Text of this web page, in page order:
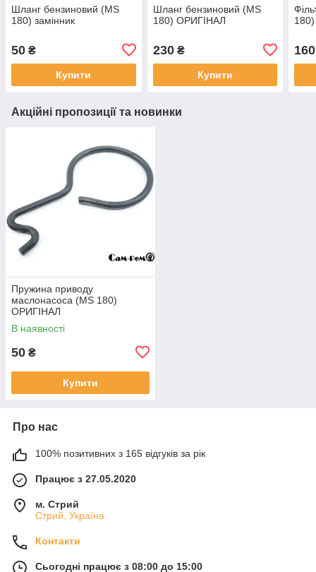
Шланг бензиновий (MS
180) замінник
50 ₴
Купити
Шланг бензиновий (MS
180) ОРИГІНАЛ
230₴
Купити
160
Акційні пропозиції та новинки
Пружина приводу
маслонасоса (MS 180)
ОРИГІНАЛ
В наявності
50 ₴
Купити
Про нас
100% позитивних з 165 відгуків за рік
Працює з 27.05.2020
м. Стрий
Стрий, Україна
Контакти
Сьогодні працює з 08:00 до 15:00